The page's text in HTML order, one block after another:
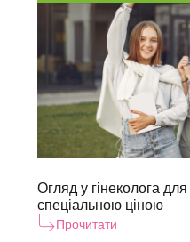
Огляд у гінеколога для
спеціальною ціною
Прочитати